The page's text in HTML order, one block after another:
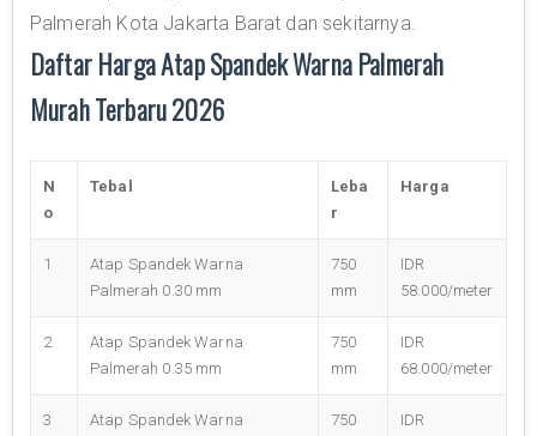
Palmerah Kota Jakarta Barat dan sekitarnya.
Daftar Harga Atap Spandek Warna Palmerah
Murah Terbaru 2026
N
o
Tebal
Leba
r
Harga
1
Atap Spandek Warna
Palmerah 0.30 mm
750
mm
IDR
58.000/meter
2
Atap Spandek Warna
Palmerah 0.35 mm
750
mm
IDR
68.000/meter
3
Atap Spandek Warna
750
IDR